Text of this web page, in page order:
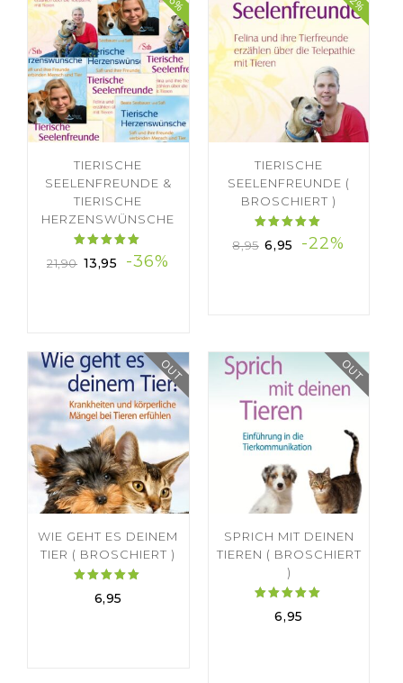
TIERISCHE
SEELENFREUNDE &
TIERISCHE
HERZENSWÜNSCHE
Bewertet
mit
21,90 13,95 -36%
TIERISCHE
SEELENFREUNDE (
BROSCHIERT )
Bewertet
8,95 6,95 -22%
OUT
WIE GEHT ES DEINEM
TIER ( BROSCHIERT )
mit
6,95
OUT
SPRICH MIT DEINEN
TIEREN ( BROSCHIERT
)
mit
6,95